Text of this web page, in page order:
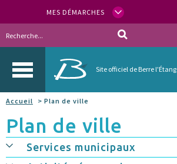
MES DÉMARCHES
Site officiel de Berre l'Étang
Accueil > Plan de ville
Plan de ville
Services municipaux